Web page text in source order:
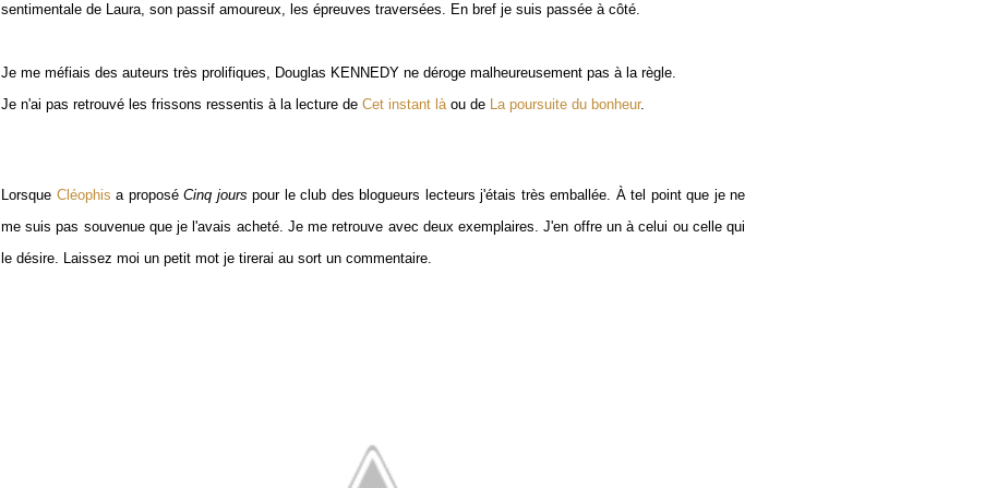
sentimentale de Laura, son passif amoureux, les épreuves traversées. En bref je suis passée à côté.
Je me méfiais des auteurs très prolifiques, Douglas KENNEDY ne déroge malheureusement pas à la règle.
Je n'ai pas retrouvé les frissons ressentis à la lecture de Cet instant làou de La poursuite du bonheur.
Lorsque Cléophis a proposé Cinq jours pour le club des blogueurs lecteurs j'étais très emballée. À tel point que je ne
me suis pas souvenue que je l'avais acheté. Je me retrouve avec deux exemplaires. J'en offre un à celui ou celle qui
le désire. Laissez moi un petit mot je tirerai au sort un commentaire.